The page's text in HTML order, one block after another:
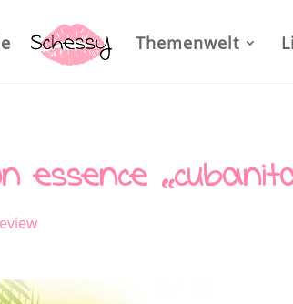
Themenwelt
essence